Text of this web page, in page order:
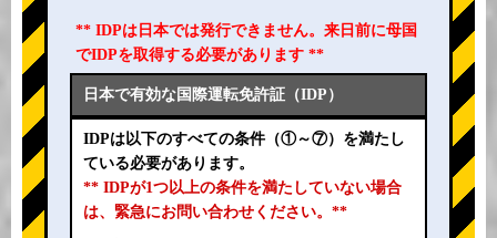
** IDPは日本では発行できません。来日前に母国
でIDPを取得する必要があります **
日本で有効な国際運転免許証（IDP）
IDPは以下のすべての条件（①～⑦）を満たし
ている必要があります。
** IDPが1つ以上の条件を満たしていない場合
は、緊急にお問い合わせください。**